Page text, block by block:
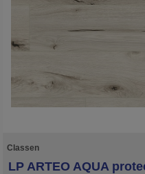
Classen
LP ARTEO AQUA